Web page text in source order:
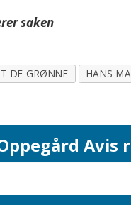
saken
DE GRØNNE HANS